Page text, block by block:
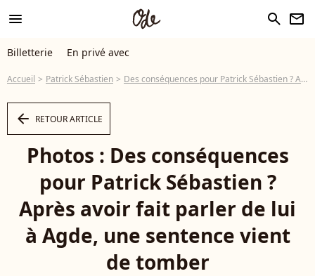
menu search newsletter
Billetterie En privé avec
Accueil Patrick Sébastien Des conséquences pour Patrick Sébastien ? Après avoir fait parler de lui à Agde, une sentence vient de tomber
arrow_left RETOUR ARTICLE
Photos : Des conséquences
pour Patrick Sébastien ?
Après avoir fait parler de lui
à Agde, une sentence vient
de tomber